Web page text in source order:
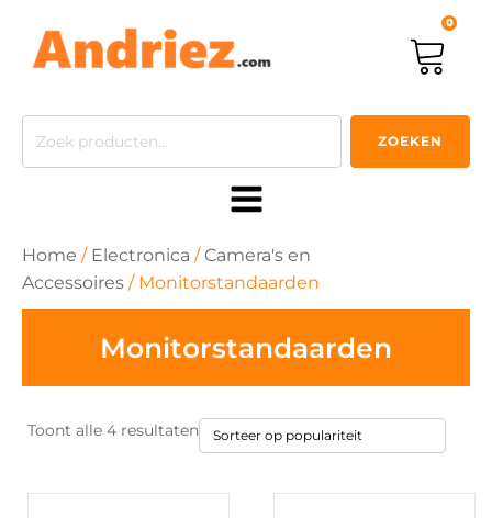
0
Zoeken
ZOEKEN
Home / Electronica / Camera's en
Accessoires / Monitorstandaarden
Monitorstandaarden
Toont alle 4 resultatenGesorteerd
op